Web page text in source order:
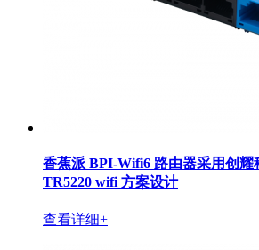
香蕉派 BPI-Wifi6 路由器采用创耀
TR5220 wifi 方案设计
查看详细+